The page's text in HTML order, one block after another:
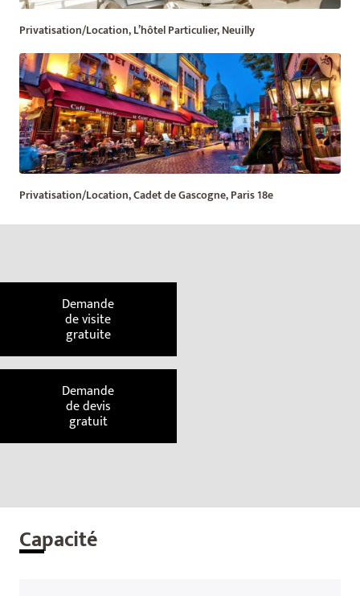
Privatisation/Location, L’hôtel Particulier, Neuilly
Privatisation/Location, Cadet de Gascogne, Paris 18e
Demande
de visite
gratuite
Demande
de devis
gratuit
Capacité